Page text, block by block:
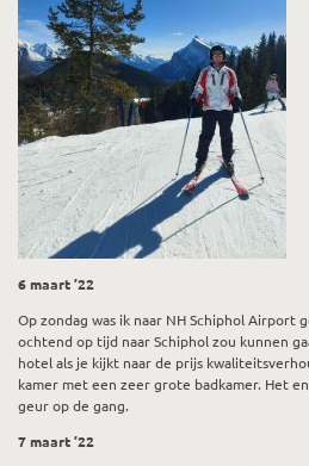
6 maart ’22
Op zondag was ik naar NH Schiphol Airport
ochtend op tijd naar Schiphol zou kunnen
hotel als je kijkt naar de prijs
kamer met een zeer grote badkamer. Het
geur op de gang.
7 maart ’22